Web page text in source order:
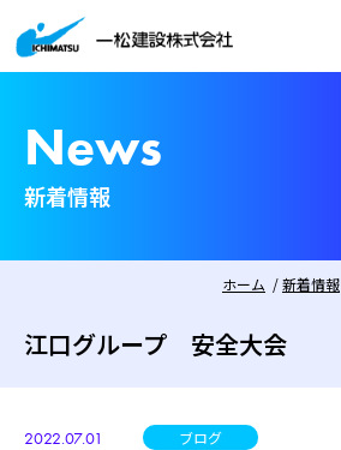
News
新着情報
ホーム 新着情報
江口グループ 安全大会
2022.07.01 ブログ